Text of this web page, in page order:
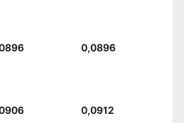
0,0896
0,0912